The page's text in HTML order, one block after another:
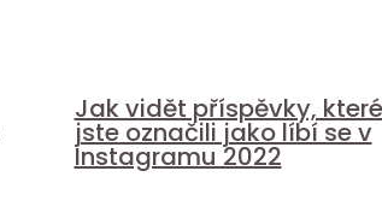
Jak vidět příspěvky, které
jste označili jako líbí se v
Instagramu 2022